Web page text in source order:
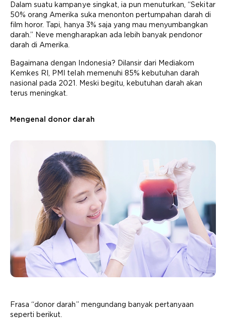
Dalam suatu kampanye singkat, ia pun menuturkan, “Sekitar
50% orang Amerika suka menonton pertumpahan darah di
film horor. Tapi, hanya 3% saja yang mau menyumbangkan
darah.” Neve mengharapkan ada lebih banyak pendonor
darah di Amerika.
Bagaimana dengan Indonesia? Dilansir dari Mediakom
Kemkes RI, PMI telah memenuhi 85% kebutuhan darah
nasional pada 2021. Meski begitu, kebutuhan darah akan
terus meningkat.
Mengenal donor darah
Frasa “donor darah” mengundang banyak pertanyaan
seperti berikut.